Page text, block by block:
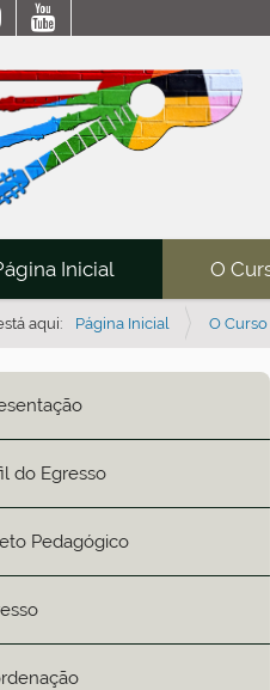
Inicial O
aqui: Página Inicial O Curso
do Egresso
Pedagógico